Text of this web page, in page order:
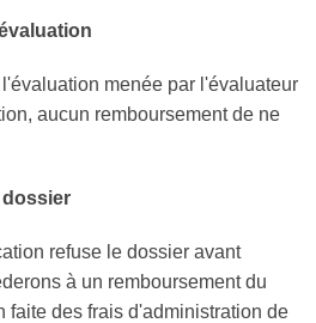
menée par l'évaluateur
aucun remboursement de ne
dossier
refuse le dossier avant
à un remboursement du
faite des frais d'administration de